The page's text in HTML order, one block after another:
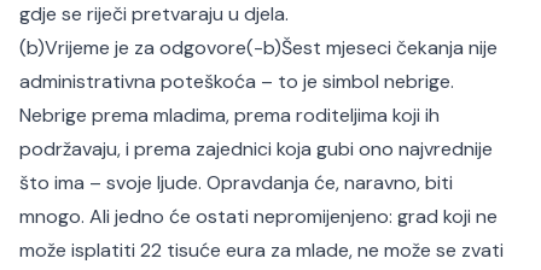
gdje se riječi pretvaraju u djela.
(b)Vrijeme je za odgovore(-b)Šest mjeseci čekanja nije
administrativna poteškoća – to je simbol nebrige.
Nebrige prema mladima, prema roditeljima koji ih
podržavaju, i prema zajednici koja gubi ono najvrednije
što ima – svoje ljude. Opravdanja će, naravno, biti
mnogo. Ali jedno će ostati nepromijenjeno: grad koji ne
može isplatiti 22 tisuće eura za mlade, ne može se zvati